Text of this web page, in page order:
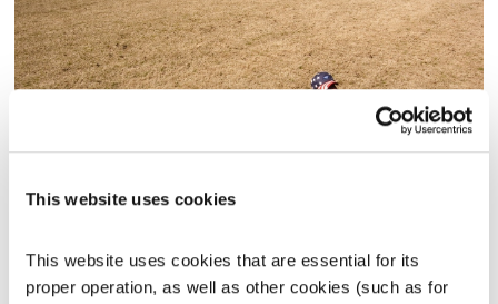
This website uses cookies
This website uses cookies that are essential for its
proper operation, as well as other cookies (such as for
קול קורא
תום לב-ארי וירדן להבי
11.03.20
00:10:46